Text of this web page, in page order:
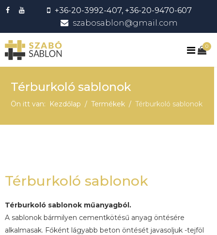
+36-20-3992-407, +36-20-9470-607
szabosablon@gmail.com
0
Térburkoló sablonok
Ön itt van: Kezdőlap Termékek Térburkoló sablonok
Térburkoló sablonok
Térburkoló sablonok műanyagból.
A sablonok bármilyen cementkötésű anyag öntésére
alkalmasak. Főként lágyabb beton öntését javasoljuk -tejföl